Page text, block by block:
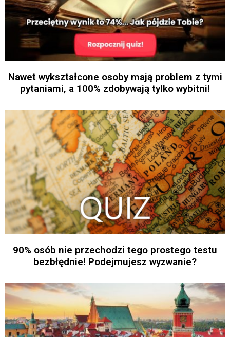
Nawet wykształcone osoby mają problem z tymi
pytaniami, a 100% zdobywają tylko wybitni!
90% osób nie przechodzi tego prostego testu
bezbłędnie! Podejmujesz wyzwanie?